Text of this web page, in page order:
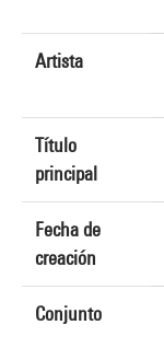
Artista
Título
principal
Fecha de
creación
Conjunto